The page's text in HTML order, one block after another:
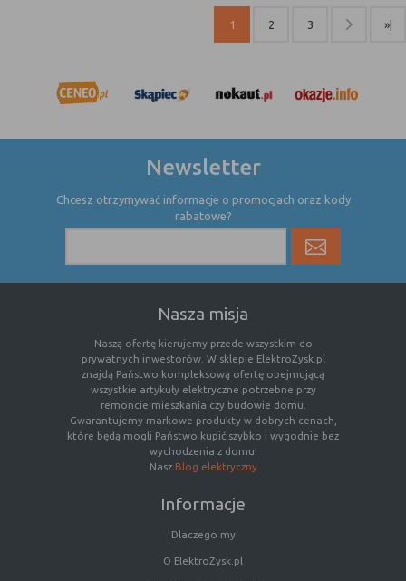
1 2 3 »|
Newsletter
Chcesz otrzymywać informacje o promocjach oraz kody
rabatowe?
Nasza misja
Naszą ofertę kierujemy przede wszystkim do
prywatnych inwestorów. W sklepie ElektroZysk.pl
znajdą Państwo kompleksową ofertę obejmującą
wszystkie artykuły elektryczne potrzebne przy
remoncie mieszkania czy budowie domu.
Gwarantujemy markowe produkty w dobrych cenach,
które będą mogli Państwo kupić szybko i wygodnie bez
wychodzenia z domu!
Nasz Blog elektryczny
Informacje
Dlaczego my
O ElektroZysk.pl